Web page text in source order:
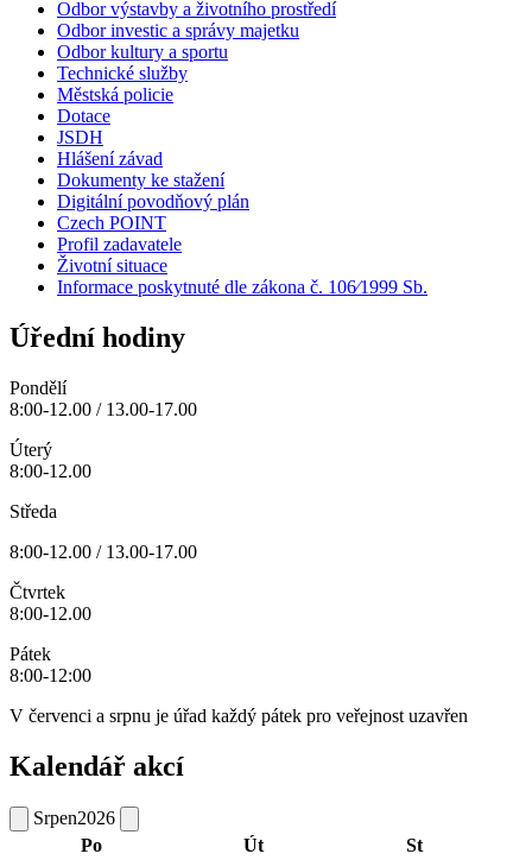
Odbor výstavby a životního prostředí
Odbor investic a správy majetku
Odbor kultury a sportu
Technické služby
Městská policie
Dotace
JSDH
Hlášení závad
Dokumenty ke stažení
Digitální povodňový plán
Czech POINT
Profil zadavatele
Životní situace
Informace poskytnuté dle zákona č. 106⁄1999 Sb.
Úřední hodiny
Pondělí
8:00-12.00 / 13.00-17.00
Úterý
8:00-12.00
Středa
8:00-12.00 / 13.00-17.00
Čtvrtek
8:00-12.00
Pátek
8:00-12:00
V červenci a srpnu je úřad každý pátek pro veřejnost uzavřen
Kalendář akcí
Srpen2026
Po
Út
St